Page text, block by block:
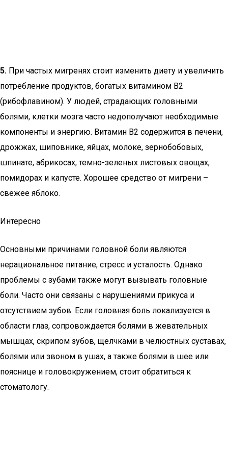
5. При частых мигренях стоит изменить диету и увеличить
потребление продуктов, богатых витамином В2
(рибофлавином). У людей, страдающих головными
болями, клетки мозга часто недополучают необходимые
компоненты и энергию. Витамин B2 содержится в печени,
дрожжах, шиповнике, яйцах, молоке, зернобобовых,
шпинате, абрикосах, темно-зеленых листовых овощах,
помидорах и капусте. Хорошее средство от мигрени –
свежее яблоко.
Интересно
Основными причинами головной боли являются
нерациональное питание, стресс и усталость. Однако
проблемы с зубами также могут вызывать головные
боли. Часто они связаны с нарушениями прикуса и
отсутствием зубов. Если головная боль локализуется в
области глаз, сопровождается болями в жевательных
мышцах, скрипом зубов, щелчками в челюстных суставах,
болями или звоном в ушах, а также болями в шее или
пояснице и головокружением, стоит обратиться к
стоматологу.